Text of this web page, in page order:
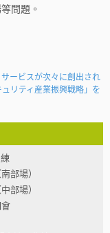
問題。
ービスが次々に創出され
リティ産業振興戦略」を
部場）
部場）